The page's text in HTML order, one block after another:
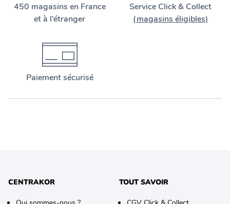
450 magasins en France
et à l’étranger
Service Click & Collect
(magasins éligibles)
Paiement sécurisé
CENTRAKOR TOUT SAVOIR